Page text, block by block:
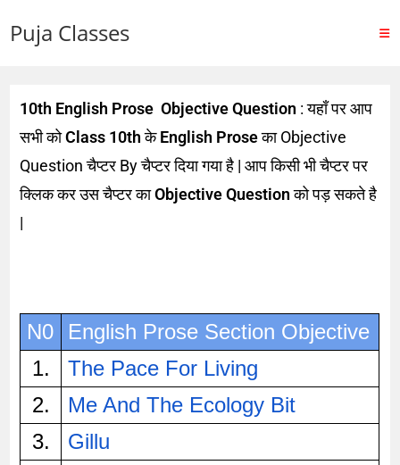
Puja Classes
10th English Prose Objective Question : यहाँ पर आप
सभी कोClass 10thकेEnglish Proseका Objective
Question चैप्टर By चैप्टर दिया गया है | आप किसी भी चैप्टर पर
क्लिक कर उस चैप्टर काObjective Questionको पड़ सकते है
|
N0
English Prose Section Objective
1.
The Pace For Living
2.
Me And The Ecology Bit
3.
Gillu